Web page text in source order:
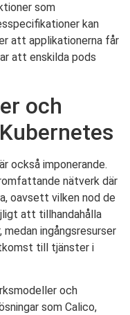
som
kan
att applikationerna får
att enskilda pods
och
också imponerande.
nätverk där
oavsett vilken nod de
att tillhandahålla
ingångsresurser
till tjänster i
och
som Calico,